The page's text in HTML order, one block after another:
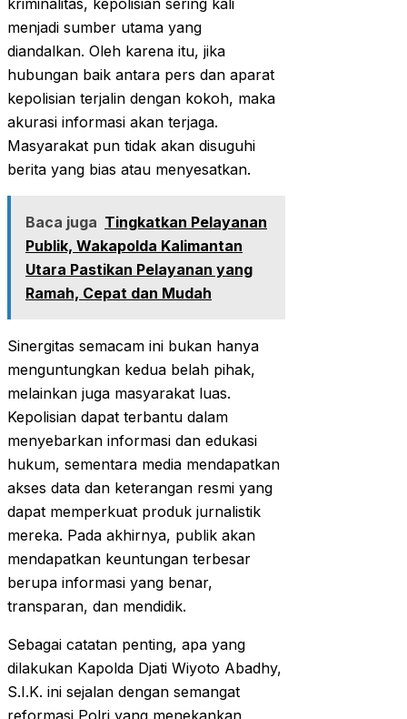
kriminalitas, kepolisian sering kali
menjadi sumber utama yang
diandalkan. Oleh karena itu, jika
hubungan baik antara pers dan aparat
kepolisian terjalin dengan kokoh, maka
akurasi informasi akan terjaga.
Masyarakat pun tidak akan disuguhi
berita yang bias atau menyesatkan.
Baca juga Tingkatkan Pelayanan
Publik, Wakapolda Kalimantan
Utara Pastikan Pelayanan yang
Ramah, Cepat dan Mudah
Sinergitas semacam ini bukan hanya
menguntungkan kedua belah pihak,
melainkan juga masyarakat luas.
Kepolisian dapat terbantu dalam
menyebarkan informasi dan edukasi
hukum, sementara media mendapatkan
akses data dan keterangan resmi yang
dapat memperkuat produk jurnalistik
mereka. Pada akhirnya, publik akan
mendapatkan keuntungan terbesar
berupa informasi yang benar,
transparan, dan mendidik.
Sebagai catatan penting, apa yang
dilakukan Kapolda Djati Wiyoto Abadhy,
S.I.K. ini sejalan dengan semangat